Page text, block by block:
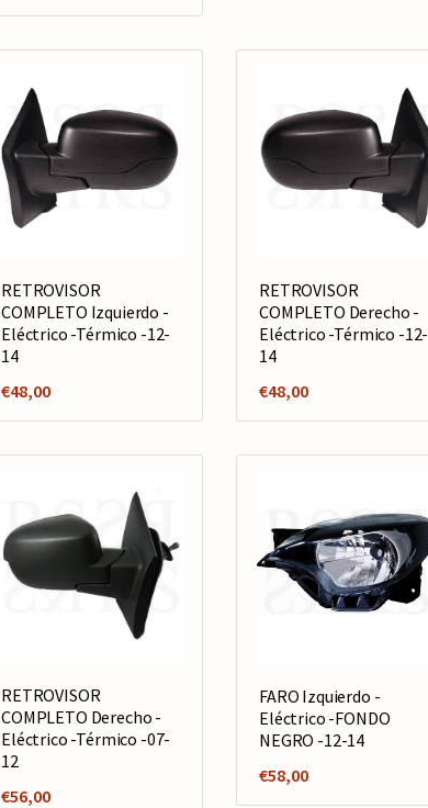
RETROVISOR
COMPLETO Izquierdo -
Eléctrico -Térmico -12-
14
€48,00
RETROVISOR
COMPLETO Derecho -
Eléctrico -Térmico -12-
14
€48,00
RETROVISOR
COMPLETO Derecho -
Eléctrico -Térmico -07-
12
€56,00
FARO Izquierdo -
Eléctrico -FONDO
NEGRO -12-14
€58,00